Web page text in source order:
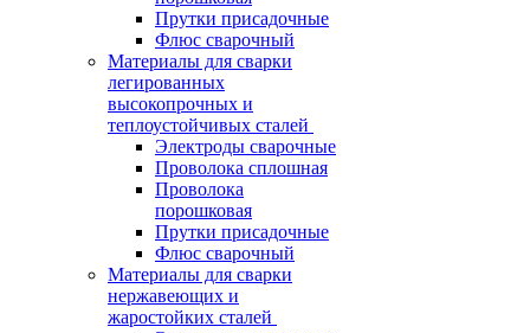
Прутки присадочные
Флюс сварочный
Материалы для сварки
легированных
высокопрочных и
теплоустойчивых сталей
Электроды сварочные
Проволока сплошная
Проволока
порошковая
Прутки присадочные
Флюс сварочный
Материалы для сварки
нержавеющих и
жаростойких сталей